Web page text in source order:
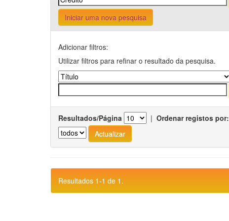
Iniciar uma nova pesquisa
Adicionar filtros:
Utilizar filtros para refinar o resultado da pesquisa.
Resultados/Página | Ordenar registos por:
Resultados 1-1 de 1.